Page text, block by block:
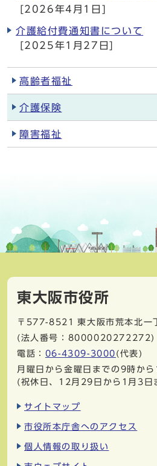
[2026年4月1日]
介護給付費通知書について
[2025年1月27日]
高齢者福祉
介護保険
障害福祉
東大阪市役所
〒577-8521
東大阪市荒本北一
(法人番号：8000020272272)
電話： 06-4309-3000 (代表)
月曜日から金曜日までの9時か
(祝休日、12月29日から1月3日
サイトマップ
市役所本庁舎へのアクセス
個人情報の取り扱い